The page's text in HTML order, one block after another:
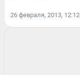
26 февраля, 2013, 12:12